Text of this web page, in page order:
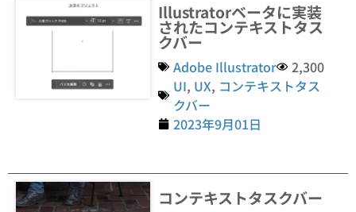
Illustratorベータに実装
されたコンテキストタス
クバー
Adobe Illustrator
2,300
UI, UX, コンテキストタス
クバー
2023年9月01日
コンテキストタスクバー